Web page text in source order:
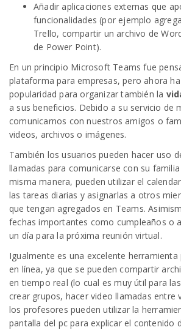
Añadir aplicaciones externas que
funcionalidades (por ejemplo
Trello, compartir un archivo de
de Power Point).
En un principio Microsoft Teams fue
plataforma para empresas, pero ahora
popularidad para organizar también la
a sus beneficios. Debido a su servicio de
comunicarnos con nuestros amigos o
videos, archivos o imágenes.
También los usuarios pueden hacer uso
llamadas para comunicarse con su
misma manera, pueden utilizar el
las tareas diarias y asignarlas a otros
que tengan agregados en Teams.
fechas importantes como cumpleaños o
un día para la próxima reunión virtual.
Igualmente es una excelente herramienta
en línea, ya que se pueden compartir
en tiempo real (lo cual es muy útil para
crear grupos, hacer video llamadas entre
los profesores pueden utilizar la
pantalla del pc para explicar el contenido